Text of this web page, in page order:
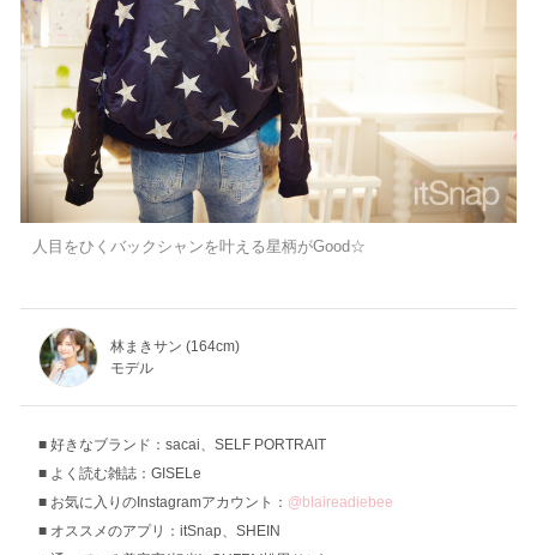
人目をひくバックシャンを叶える星柄がGood☆
林まきサン (164cm)
モデル
好きなブランド：sacai、SELF PORTRAIT
よく読む雑誌：GISELe
お気に入りのInstagramアカウント： @blaireadiebee
オススメのアプリ：itSnap、SHEIN